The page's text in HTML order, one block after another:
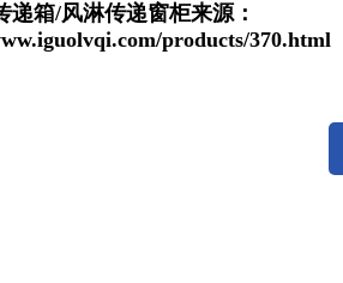
递箱/风淋传递窗柜来源：
products/370.html